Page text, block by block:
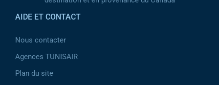
AIDE ET CONTACT
Nous contacter
Agences TUNISAIR
Plan du site